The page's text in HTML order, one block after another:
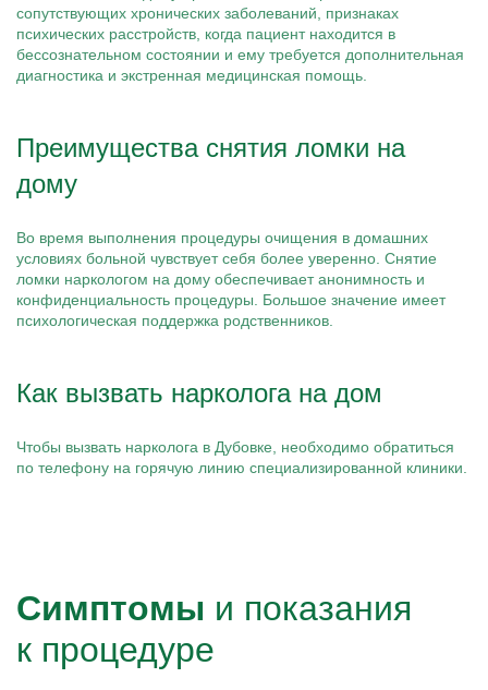
сопутствующих хронических заболеваний, признаках
психических расстройств, когда пациент находится в
бессознательном состоянии и ему требуется дополнительная
диагностика и экстренная медицинская помощь.
Преимущества снятия ломки на
дому
Во время выполнения процедуры очищения в домашних
условиях больной чувствует себя более уверенно. Снятие
ломки наркологом на дому обеспечивает анонимность и
конфиденциальность процедуры. Большое значение имеет
психологическая поддержка родственников.
Как вызвать нарколога на дом
Чтобы вызвать нарколога в Дубовке, необходимо обратиться
по телефону на горячую линию специализированной клиники.
Симптомы и показания
к процедуре